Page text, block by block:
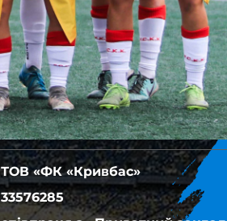
ТОВ «ФК «Кривбас»
33576285